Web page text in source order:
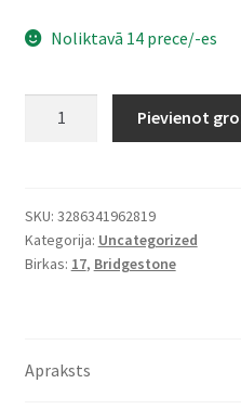
Noliktavā 14 prece/-es
ZR
17
(72W)
Pievienot
SKU: 3286341962819
Kategorija: Uncategorized
Birkas: 17, Bridgestone
Apraksts